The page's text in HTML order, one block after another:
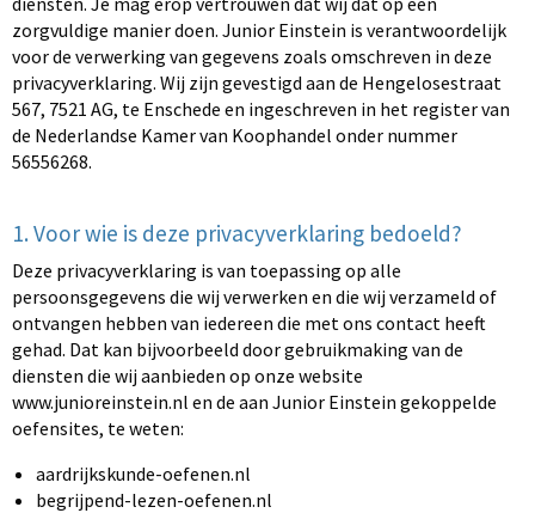
zorgvuldige manier doen. Junior Einstein is verantwoordelijk
voor de verwerking van gegevens zoals omschreven in deze
privacyverklaring. Wij zijn gevestigd aan de Hengelosestraat
567, 7521 AG, te Enschede en ingeschreven in het register van
de Nederlandse Kamer van Koophandel onder nummer
56556268.
1. Voor wie is deze privacyverklaring bedoeld?
Deze privacyverklaring is van toepassing op alle
persoonsgegevens die wij verwerken en die wij verzameld of
ontvangen hebben van iedereen die met ons contact heeft
gehad. Dat kan bijvoorbeeld door gebruikmaking van de
diensten die wij aanbieden op onze website
www.junioreinstein.nl en de aan Junior Einstein gekoppelde
oefensites, te weten:
aardrijkskunde-oefenen.nl
begrijpend-lezen-oefenen.nl